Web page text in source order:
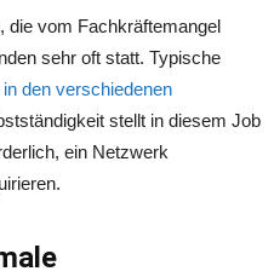
die vom Fachkräftemangel
sehr oft statt. Typische
den verschiedenen
stellt in diesem Job
ein Netzwerk